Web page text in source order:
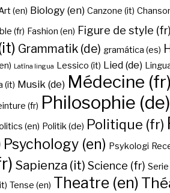
(en) Biology (en) Canzone (it)
(fr) Fashion (en) Figure de style (fr)
Grammatik (de) gramática (es)
Latīna lingua Lessico (it) Lied (de)
(it) Musik (de) Médecine (fr)
(fr) Philosophie (de)
(en) Politik (de) Politique (fr)
Psychology (en) Psykologi
Sapienza (it) Science (fr) Serie
Tense (en) Theatre (en)